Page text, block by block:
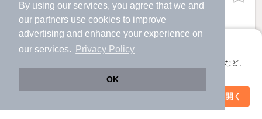
By using our services, you agree that we and
our partners use cookies to improve
advertising and enhance your experience on
our services.
Privacy Policy
OK
アプリに切り替えて、サクサクお部屋探し
会員登録なしですぐ使える。マップ検索やお気に入り保存など、
アプリを開く
提供
絞り込み条件を変更